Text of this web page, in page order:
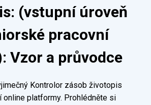
(vstupní úroveň
pracovní
Vzor a průvodce
Kontrolor zásob životopis
online platformy. Prohlédněte si